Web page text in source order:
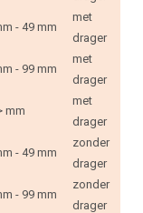
- 49 mm
met
drager
- 99 mm
met
drager
mm
met
drager
- 49 mm
zonder
drager
- 99 mm
zonder
drager